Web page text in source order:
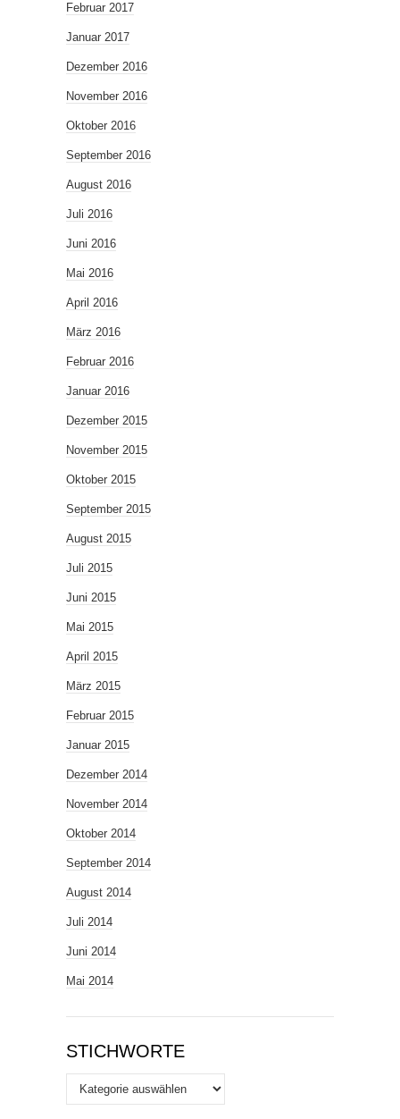
Februar 2017
Januar 2017
Dezember 2016
November 2016
Oktober 2016
September 2016
August 2016
Juli 2016
Juni 2016
Mai 2016
April 2016
März 2016
Februar 2016
Januar 2016
Dezember 2015
November 2015
Oktober 2015
September 2015
August 2015
Juli 2015
Juni 2015
Mai 2015
April 2015
März 2015
Februar 2015
Januar 2015
Dezember 2014
November 2014
Oktober 2014
September 2014
August 2014
Juli 2014
Juni 2014
Mai 2014
STICHWORTE
Stichworte